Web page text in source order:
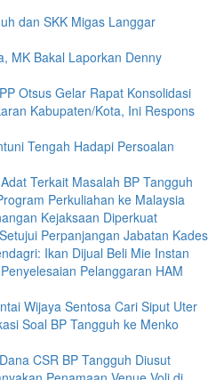
dan SKK Migas Langgar
MK Bakal Laporkan Denny
Otsus Gelar Rapat Konsolidasi
Kabupaten/Kota, Ini Respons
Tengah Hadapi Persoalan
Terkait Masalah BP Tangguh
Perkuliahan ke Malaysia
Kejaksaan Diperkuat
Perpanjangan Jabatan Kades
Ikan Dijual Beli Mie Instan
Pelanggaran HAM
Wijaya Sentosa Cari Siput Uter
Soal BP Tangguh ke Menko
CSR BP Tangguh Diusut